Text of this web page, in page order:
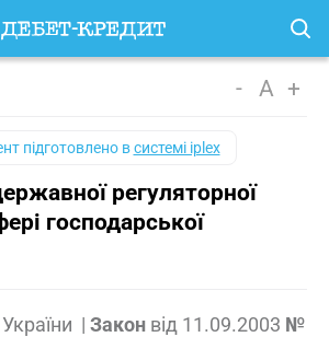
- A +
підготовлено всистемі iplex
регуляторної
господарської
| Закон від 11.09.2003 №